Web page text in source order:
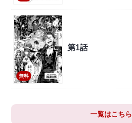
無料
第1話
一覧はこちら